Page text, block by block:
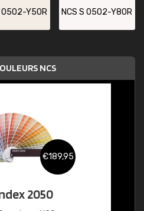
0502-Y50R NCS S 0502-Y80R
NCS
€189,95
2050